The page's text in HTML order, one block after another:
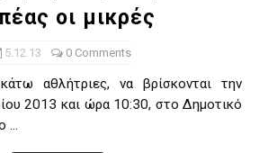
οι μικρές
5.12.13 0 Comments
αθλήτριες, να βρίσκονται την
2013 και ώρα 10:30, στο Δημοτικό
...